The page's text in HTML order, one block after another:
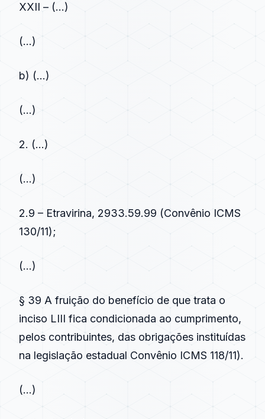
XXII – (…)
(…)
b) (…)
(…)
2. (…)
(…)
2.9 – Etravirina, 2933.59.99 (Convênio ICMS
130/11);
(…)
§ 39 A fruição do benefício de que trata o
inciso LIII fica condicionada ao cumprimento,
pelos contribuintes, das obrigações instituídas
na legislação estadual Convênio ICMS 118/11).
(…)